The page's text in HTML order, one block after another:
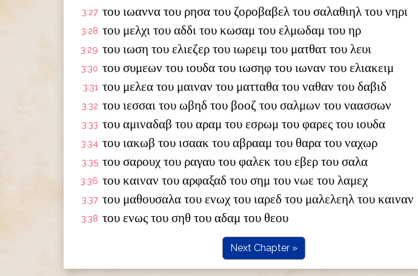
3:27 του ιωαννα του ρησα του ζοροβαβελ του σαλαθιηλ του νηρι
3:28 του μελχι του αδδι του κωσαμ του ελμωδαμ του ηρ
3:29 του ιωση του ελιεζερ του ιωρειμ του ματθατ του λευι
3:30 του συμεων του ιουδα του ιωσηφ του ιωναν του ελιακειμ
3:31 του μελεα του μαιναν του ματταθα του ναθαν του δαβιδ
3:32 του ιεσσαι του ωβηδ του βοοζ του σαλμων του ναασσων
3:33 του αμιναδαβ του αραμ του εσρωμ του φαρες του ιουδα
3:34 του ιακωβ του ισαακ του αβρααμ του θαρα του ναχωρ
3:35 του σαρουχ του ραγαυ του φαλεκ του εβερ του σαλα
3:36 του καιναν του αρφαξαδ του σημ του νωε του λαμεχ
3:37 του μαθουσαλα του ενωχ του ιαρεδ του μαλελεηλ του καιναν
3:38 του ενως του σηθ του αδαμ του θεου
Next Chapter »